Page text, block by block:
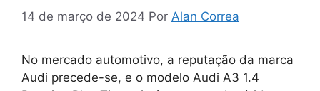
14 de março de 2024 Por Alan Correa
No mercado automotivo, a reputação da marca
Audi precede-se, e o modelo Audi A3 1.4